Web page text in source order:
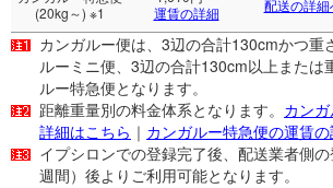
(20kg～) ※1
運賃の詳細
配送の詳細
カンガルー便は、3辺の合計130cmかつ重
ルーミニ便、3辺の合計130cm以上または
ルー特急便となります。
距離重量別の料金体系となります。 カン
詳細はこちら ｜ カンガルー特急便の運賃
イプシロンでの登録完了後、配送業者側
週間）後よりご利用可能となります。